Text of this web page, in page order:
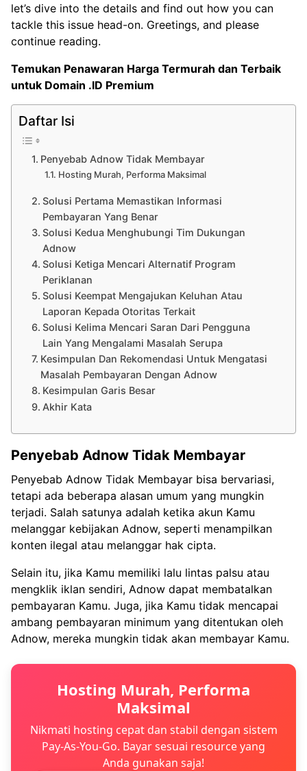
let’s dive into the details and find out how you can
tackle this issue head-on. Greetings, and please
continue reading.
Temukan Penawaran Harga Termurah dan Terbaik
untuk Domain .ID Premium
Daftar Isi
Penyebab Adnow Tidak Membayar
Hosting Murah, Performa Maksimal
Solusi Pertama Memastikan Informasi
Pembayaran Yang Benar
Solusi Kedua Menghubungi Tim Dukungan
Adnow
Solusi Ketiga Mencari Alternatif Program
Periklanan
Solusi Keempat Mengajukan Keluhan Atau
Laporan Kepada Otoritas Terkait
Solusi Kelima Mencari Saran Dari Pengguna
Lain Yang Mengalami Masalah Serupa
Kesimpulan Dan Rekomendasi Untuk Mengatasi
Masalah Pembayaran Dengan Adnow
Kesimpulan Garis Besar
Akhir Kata
Penyebab Adnow Tidak Membayar
Penyebab Adnow Tidak Membayar bisa bervariasi,
tetapi ada beberapa alasan umum yang mungkin
terjadi. Salah satunya adalah ketika akun Kamu
melanggar kebijakan Adnow, seperti menampilkan
konten ilegal atau melanggar hak cipta.
Selain itu, jika Kamu memiliki lalu lintas palsu atau
mengklik iklan sendiri, Adnow dapat membatalkan
pembayaran Kamu. Juga, jika Kamu tidak mencapai
ambang pembayaran minimum yang ditentukan oleh
Adnow, mereka mungkin tidak akan membayar Kamu.
Hosting Murah, Performa
Maksimal
Nikmati hosting cepat dan stabil dengan sistem
Pay-As-You-Go. Bayar sesuai resource yang
Anda gunakan saja!